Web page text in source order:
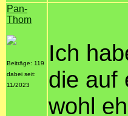
Pan-
Thom
Beiträge: 119
dabei seit:
11/2023
Ich
die auf
wohl